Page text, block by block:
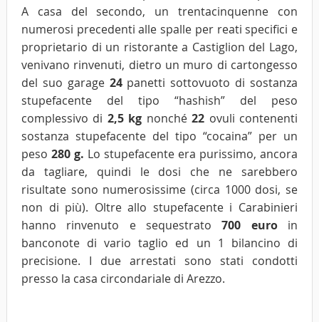
A casa del secondo, un trentacinquenne con
numerosi precedenti alle spalle per reati specifici e
proprietario di un ristorante a Castiglion del Lago,
venivano rinvenuti, dietro un muro di cartongesso
del suo garage 24panetti sottovuoto di sostanza
stupefacente del tipo “hashish” del peso
complessivo di 2,5 kg nonché22 ovuli contenenti
sostanza stupefacente del tipo “cocaina” per un
peso 280 g. Lo stupefacente era purissimo, ancora
da tagliare, quindi le dosi che ne sarebbero
risultate sono numerosissime (circa 1000 dosi, se
non di più). Oltre allo stupefacente i Carabinieri
hanno rinvenuto e sequestrato700 euro in
banconote di vario taglio ed un 1 bilancino di
precisione. I due arrestati sono stati condotti
presso la casa circondariale di Arezzo.